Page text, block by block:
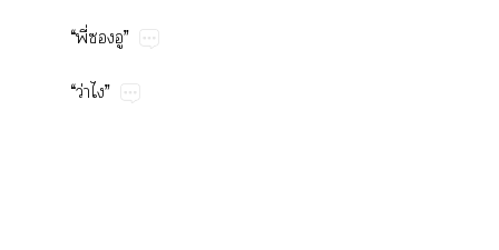
“​ี่​​”
“​ว่​”